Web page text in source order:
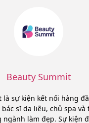
Beauty Summit
là sự kiện kết nối hàng
bác sĩ da liễu, chủ spa
ngành làm đẹp. Sự kiện